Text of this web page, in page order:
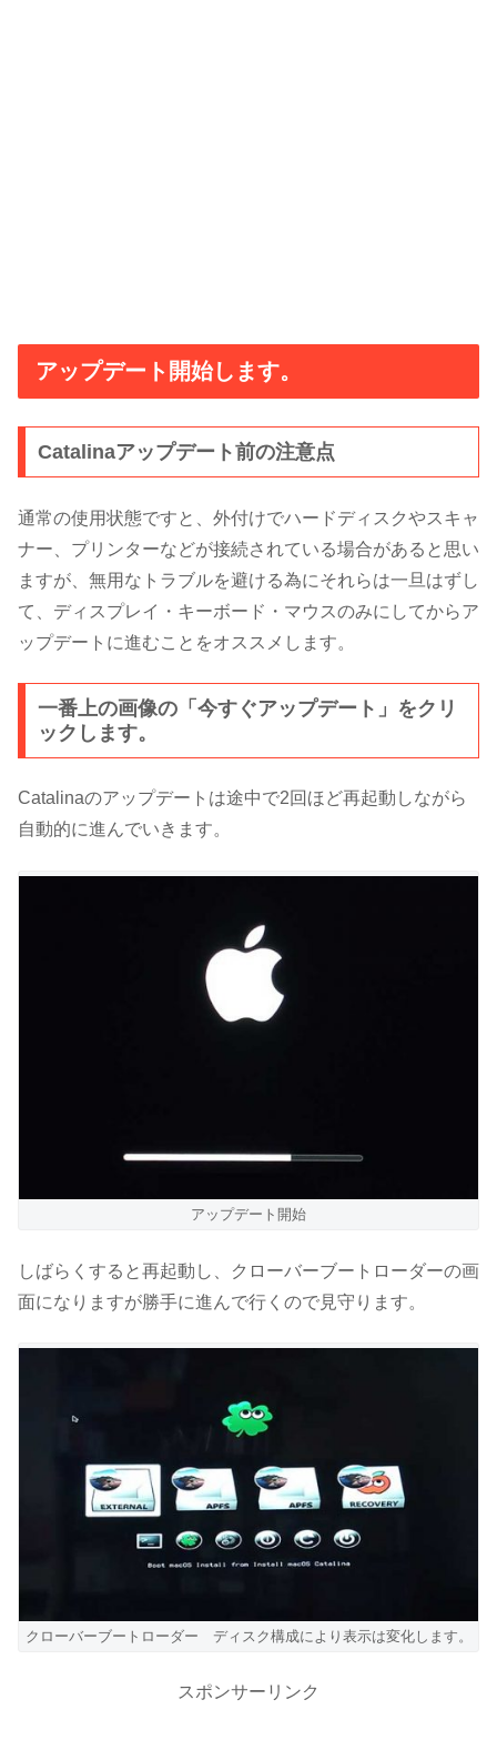
アップデート開始します。
Catalinaアップデート前の注意点
通常の使用状態ですと、外付けでハードディスクやスキャ
ナー、プリンターなどが接続されている場合があると思い
ますが、無用なトラブルを避ける為にそれらは一旦はずし
て、ディスプレイ・キーボード・マウスのみにしてからア
ップデートに進むことをオススメします。
一番上の画像の「今すぐアップデート」をクリ
ックします。
Catalinaのアップデートは途中で2回ほど再起動しながら
自動的に進んでいきます。
アップデート開始
しばらくすると再起動し、クローバーブートローダーの画
面になりますが勝手に進んで行くので見守ります。
クローバーブートローダー ディスク構成により表示は変化します。
スポンサーリンク